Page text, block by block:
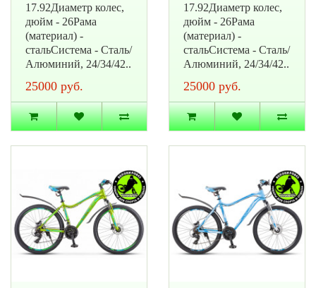
17.92Диаметр колес,
дюйм - 26Рама
(материал) -
стальСистема - Сталь/
Алюминий, 24/34/42..
25000 руб.
17.92Диаметр колес,
дюйм - 26Рама
(материал) -
стальСистема - Сталь/
Алюминий, 24/34/42..
25000 руб.